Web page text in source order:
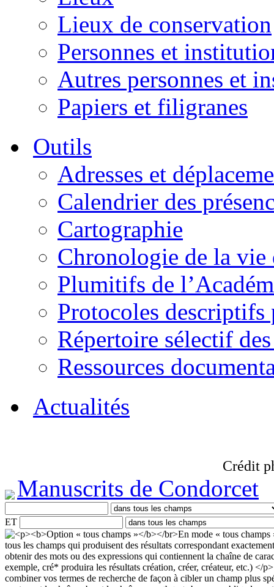
Lieux de conservation
Personnes et
Autres personnes et
Papiers et filigranes
Outils
Adresses et
Calendrier des
Cartographie
Chronologie de la vie
Plumitifs de
Protocoles descriptifs
Répertoire sélectif
Ressources
Actualités
Crédit
Manuscrits de Condorcet
ET